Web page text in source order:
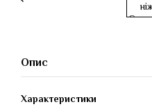
Опис
Характеристики